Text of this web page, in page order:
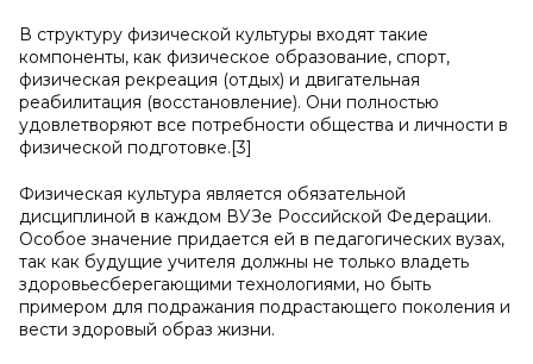
В структуру физической культуры входят такие
компоненты, как физическое образование, спорт,
физическая рекреация (отдых) и двигательная
реабилитация (восстановление). Они полностью
удовлетворяют все потребности общества и личности в
физической подготовке.[3]
Физическая культура является обязательной
дисциплиной в каждом ВУЗе Российской Федерации.
Особое значение придается ей в педагогических вузах,
так как будущие учителя должны не только владеть
здоровьесберегающими технологиями, но быть
примером для подражания подрастающего поколения и
вести здоровый образ жизни.